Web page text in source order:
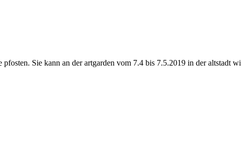
pfosten. Sie kann an der artgarden vom 7.4 bis 7.5.2019 in der altstadt